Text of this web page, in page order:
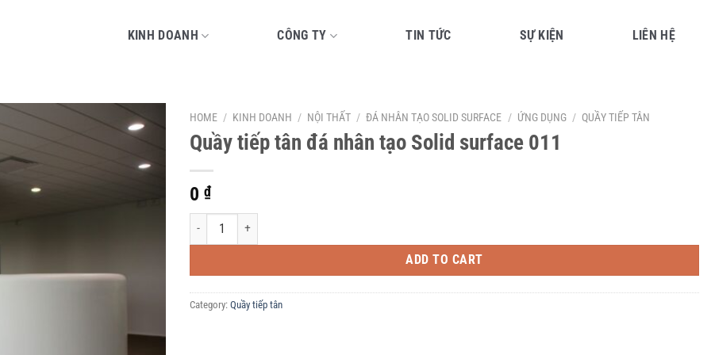
KINH DOANH CÔNG TY TIN TỨC SỰ KIỆN LIÊN HỆ
HOME / KINH DOANH / NỘI THẤT / ĐÁ NHÂN TẠO SOLID SURFACE / ỨNG DỤNG / QUẦY TIẾP TÂN
Quầy tiếp tân đá nhân tạo Solid surface 011
0 ₫
Quầy tiếp tân đá nhân tạo Solid surface 011 quantity
ADD TO CART
Category: Quầy tiếp tân